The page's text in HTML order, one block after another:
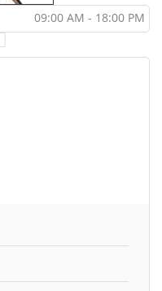
09:00 AM - 18:00 PM